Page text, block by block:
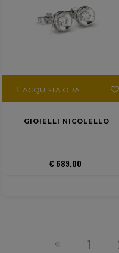
ACQUISTA ORA
GIOIELLI NICOLELLO
€ 689,00
1